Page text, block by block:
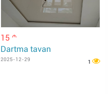
15 m
Dartma tavan
2025-12-29 1